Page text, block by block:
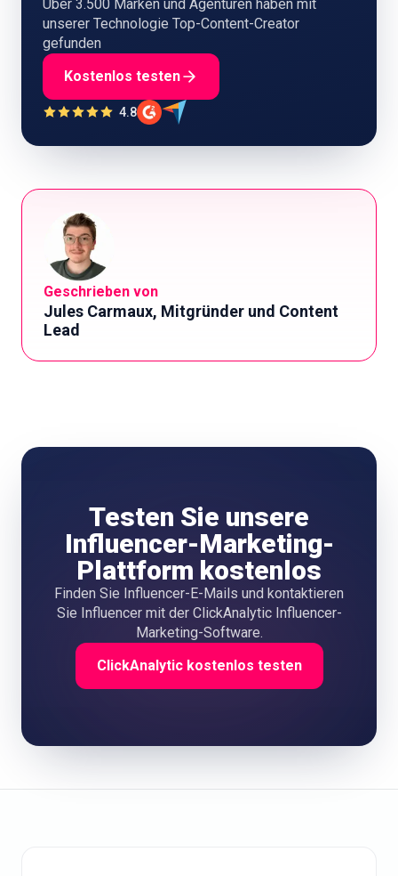
Über 3.500 Marken und Agenturen haben mit
unserer Technologie Top-Content-Creator
gefunden
Kostenlos testen
4.8
Geschrieben von
Jules Carmaux, Mitgründer und Content
Lead
Testen Sie unsere
Influencer-Marketing-
Plattform kostenlos
Finden Sie Influencer-E-Mails und kontaktieren
Sie Influencer mit der ClickAnalytic Influencer-
Marketing-Software.
ClickAnalytic kostenlos testen